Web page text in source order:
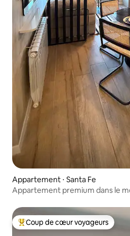
Appartement ⋅ Santa Fe
Appartement premium dans le
Coups de cœur voyageurs les
Coup de cœur voyageurs